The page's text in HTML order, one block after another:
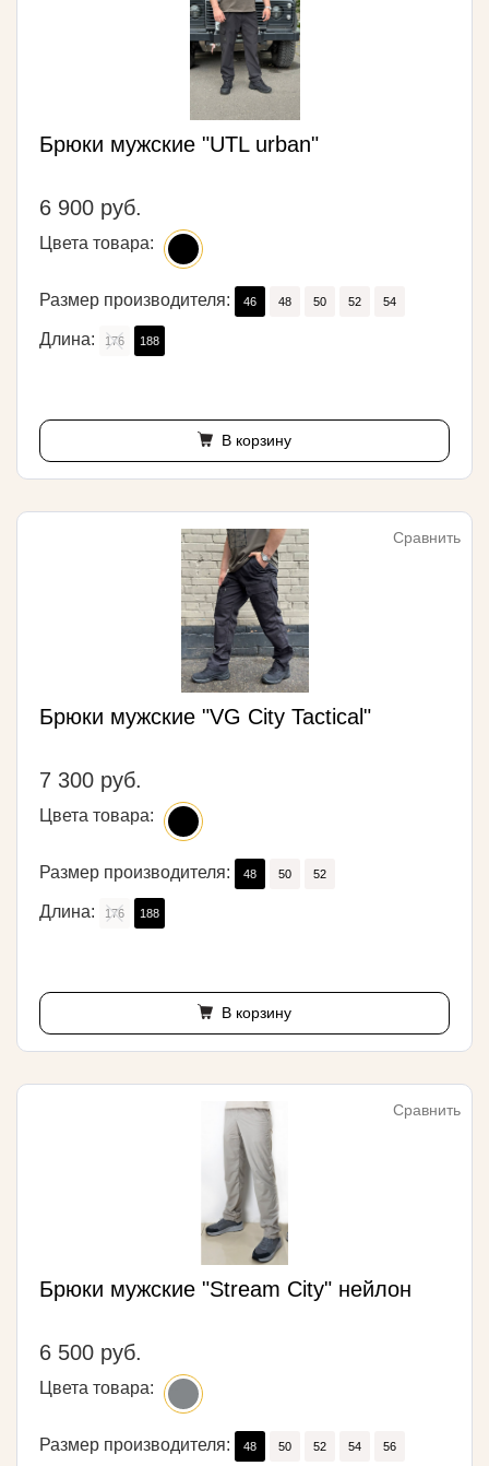
Брюки мужские "UTL urban"
6 900 руб.
Цвета товара:
Размер производителя: 46 48 50 52 54
Длина: 176 188
В корзину
Сравнить
Брюки мужские "VG City Tactical"
7 300 руб.
Цвета товара:
Размер производителя: 48 50 52
Длина: 176 188
В корзину
Сравнить
Брюки мужские "Stream City" нейлон
6 500 руб.
Цвета товара:
Размер производителя: 48 50 52 54 56